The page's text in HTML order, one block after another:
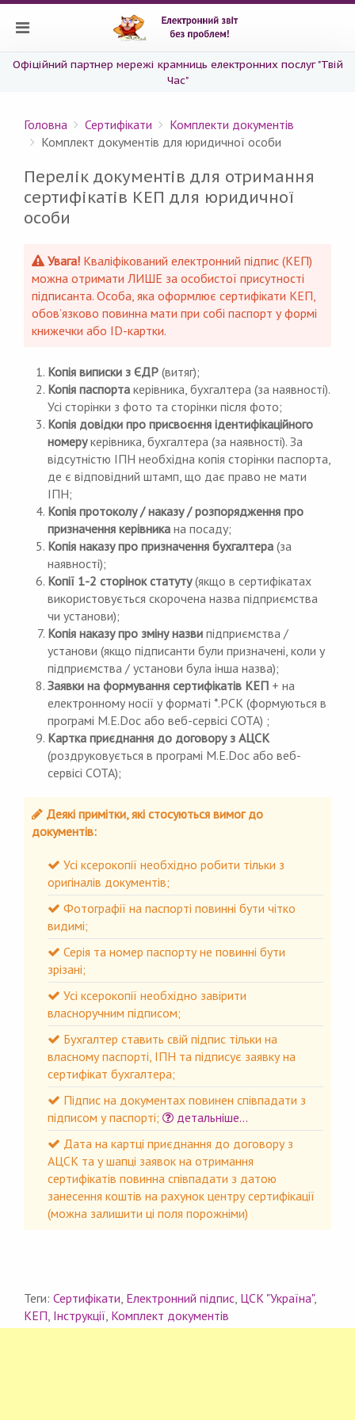
Офіційний партнер мережі крамниць електронних послуг "Твій
Час"
Головна Сертифікати
Комплекти документів
Комплект документів для юридичної особи
Перелік документів для отримання
сертифікатів КЕП для юридичної
особи
Увага! Кваліфікований електронний підпис (КЕП)
можна отримати ЛИШЕ за особистої присутності
підписанта. Особа, яка оформлює сертифікати КЕП,
обов’язково повинна мати при собі паспорт у формі
книжечки або ID-картки.
Копія виписки з ЄДР (витяг);
Копія паспорта керівника, бухгалтера (за наявності).
Усі сторінки з фото та сторінки після фото;
Копія довідки про присвоєння ідентифікаційного
номерукерівника, бухгалтера (за наявності). За
відсутністю ІПН необхідна копія сторінки паспорта,
де є відповідний штамп, що дає право не мати
ІПН;
Копія протоколу / наказу / розпорядження про
призначення керівника на посаду;
Копія наказу про призначення бухгалтера (за
наявності);
Копії 1-2 сторінок статуту(якщо в сертифікатах
використовується скорочена назва підприємства
чи установи);
Копія наказу про зміну назви підприємства /
установи (якщо підписанти були призначені, коли у
підприємства / установи була інша назва);
Заявки на формування сертифікатів КЕП + на
електронному носії у форматі *.PCK (формуються в
програмі M.E.Doc або веб-сервісі СОТА) ;
Картка приєднання до договору з АЦСК
(роздруковується в програмі M.E.Doc або веб-
сервісі СОТА);
Деякі примітки, які стосуються вимог до
документів:
Усі ксерокопії необхідно робити тільки з
оригіналів документів;
Фотографії на паспорті повинні бути чітко
видимі;
Серія та номер паспорту не повинні бути
зрізані;
Усі ксерокопії необхідно завірити
власноручним підписом;
Бухгалтер ставить свій підпис тільки на
власному паспорті, ІПН та підписує заявку на
сертифікат бухгалтера;
Підпис на документах повинен співпадати з
підписом у паспорті;
детальніше...
Дата на картці приєднання до договору з
АЦСК та у шапці заявок на отримання
сертифікатів повинна співпадати з датою
занесення коштів на рахунок центру сертифікації
(можна залишити ці поля порожніми)
Теги: Сертифікати, Електронний підпис, ЦСК "Україна",
КЕП, Інструкції, Комплект документів